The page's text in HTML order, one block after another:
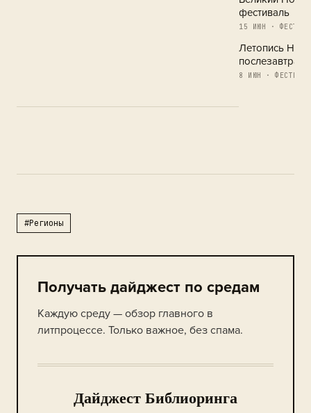
фестиваль
15 ИЮН ·
Летопись
послезавтра
8 ИЮН ·
#Регионы
Получать дайджест по средам
Каждую среду — обзор главного в
литпроцессе. Только важное, без спама.
Дайджест Библиоринга